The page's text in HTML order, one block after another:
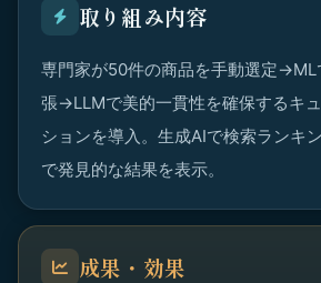
取り組み内容
専門家が50件の商品を手動選定→ML
張→LLMで美的一貫性を確保するキ
ションを導入。生成AIで検索ランキ
で発見的な結果を表示。
成果・効果